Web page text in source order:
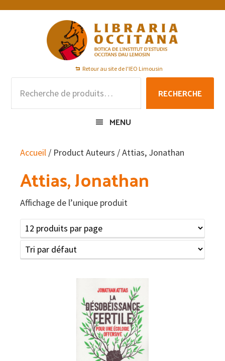
Passer
Passer
Passer
Retour au site de l'IEO Limousin
pour :
RECHERCHE
MENU
Accueil / Product Auteurs / Attias, Jonathan
Attias, Jonathan
Affichage de l’unique produit